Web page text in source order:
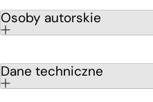
Osoby autorskie
Dane techniczne